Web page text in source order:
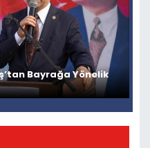
Bayrağa Yönelik